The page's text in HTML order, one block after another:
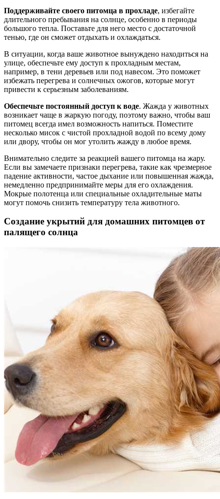
Поддерживайте своего питомца в прохладе, избегайте
длительного пребывания на солнце, особенно в периоды
большого тепла. Поставьте для него место с достаточной
тенью, где он сможет отдыхать и охлаждаться.
В ситуации, когда ваше животное вынуждено находиться на
улице, обеспечьте ему доступ к прохладным местам,
например, в тени деревьев или под навесом. Это поможет
избежать перегрева и солнечных ожогов, которые могут
привести к серьезным заболеваниям.
Обеспечьте постоянный доступ к воде. Жажда у животных
возникает чаще в жаркую погоду, поэтому важно, чтобы ваш
питомец всегда имел возможность напиться. Поместите
несколько мисок с чистой прохладной водой по всему дому
или двору, чтобы он мог утолить жажду в любое время.
Внимательно следите за реакцией вашего питомца на жару.
Если вы замечаете признаки перегрева, такие как чрезмерное
падение активности, частое дыхание или повышенная жажда,
немедленно предпринимайте меры для его охлаждения.
Мокрые полотенца или специальные охладительные маты
могут помочь снизить температуру тела животного.
Создание укрытий для домашних питомцев от
палящего солнца